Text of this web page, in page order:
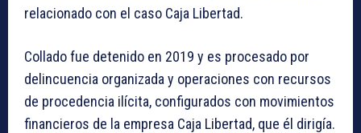
relacionado con el caso Caja Libertad.
Collado fue detenido en 2019 y es procesado por
delincuencia organizada y operaciones con recursos
de procedencia ilícita, configurados con movimientos
financieros de la empresa Caja Libertad, que él dirigía.